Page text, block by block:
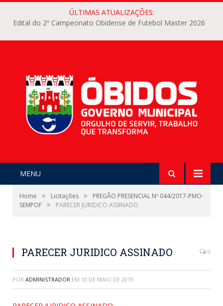
ÚLTIMAS ATUALIZAÇÕES:
Edital do 2º Campeonato Obidense de Futebol Master 2026
MENU
Home » Licitações »
PREGÃO PRESENCIAL Nº 044/2017-PMO-
SEMPOF » PARECER JURIDICO ASSINADO
PARECER JURIDICO ASSINADO 0
POR ADMINISTRADOR EM 10 DE MAIO DE 2019